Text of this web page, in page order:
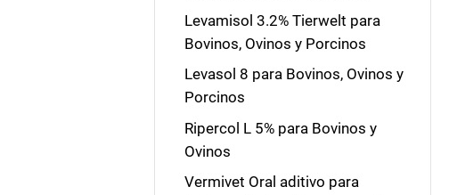
Levamisol 3.2% Tierwelt para
Bovinos, Ovinos y Porcinos
Levasol 8 para Bovinos, Ovinos y
Porcinos
Ripercol L 5% para Bovinos y
Ovinos
Vermivet Oral aditivo para